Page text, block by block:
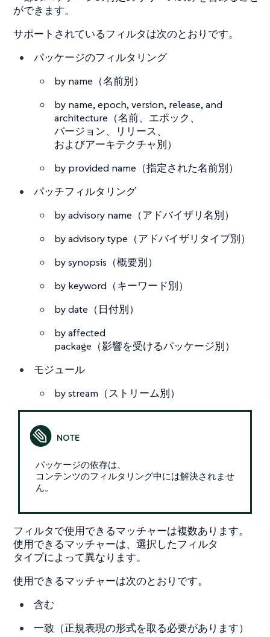
ができます。
サポートされているフィルタは次のとおりです。
パッケージのフィルタリング
by name（名前別）
by name, epoch, version, release, and
architecture（名前、エポック、
バージョン、リリース、
およびアーキテクチャ別）
by provided name（指定された名前別）
パッチフィルタリング
by advisory name（アドバイザリ名別）
by advisory type（アドバイザリタイプ別）
by synopsis（概要別）
by keyword（キーワード別）
by date（日付別）
by affected
package（影響を受けるパッケージ別）
モジュール
by stream（ストリーム別）
パッケージの依存は、
コンテンツのフィルタリング中には解決されませ
ん。
フィルタで使用できるマッチャーは複数あります。
使用できるマッチャーは、選択したフィルタ
タイプによって異なります。
使用できるマッチャーは次のとおりです。
含む
一致（正規表現の形式を取る必要があります）